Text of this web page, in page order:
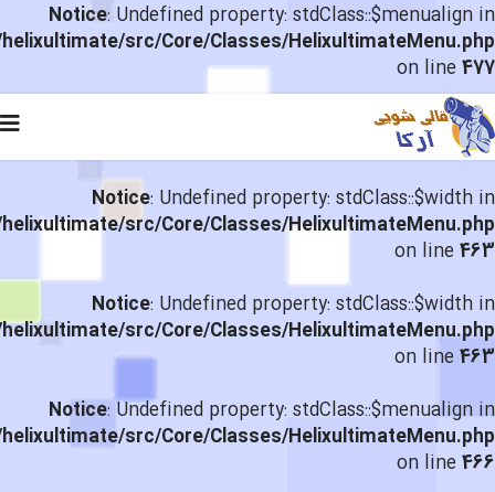
Notice: Undefined property: stdClass::$menualign in
src/Core/Classes/HelixultimateMenu.php
on line477
Notice: Undefined property: stdClass::$width in
src/Core/Classes/HelixultimateMenu.php
on line463
Notice: Undefined property: stdClass::$width in
src/Core/Classes/HelixultimateMenu.php
on line463
Notice: Undefined property: stdClass::$menualign in
src/Core/Classes/HelixultimateMenu.php
on line466